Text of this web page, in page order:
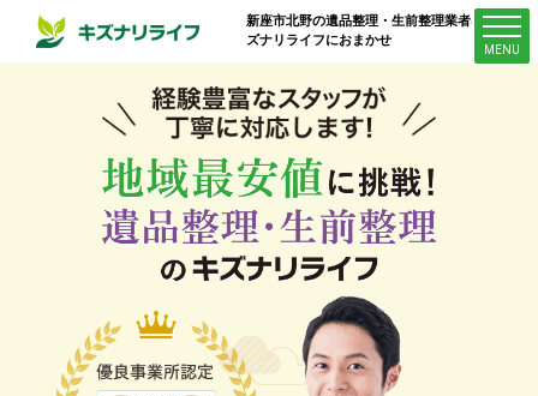
新座市北野の遺品整理・生前整理業者はキ
ズナリライフにおまかせ